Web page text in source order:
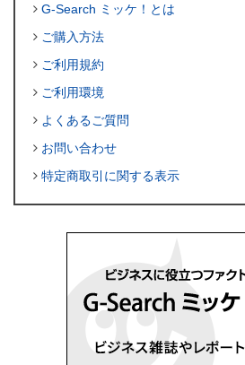
G-Search ミッケ！とは
ご購入方法
ご利用規約
ご利用環境
よくあるご質問
お問い合わせ
特定商取引に関する表示